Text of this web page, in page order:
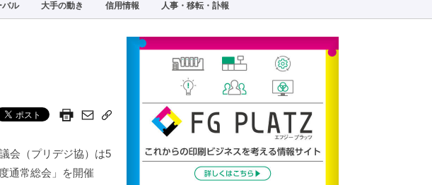
バル 大手の動き 信用情報 人事・移転・訃報
会（プリデジ協）は5
通常総会」を開催